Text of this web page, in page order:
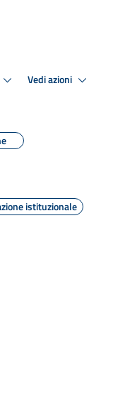
Vedi azioni
istituzionale